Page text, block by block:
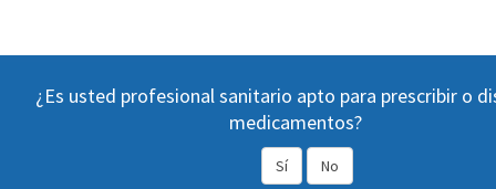
¿Es usted profesional sanitario apto para prescribir o
medicamentos?
Sí No